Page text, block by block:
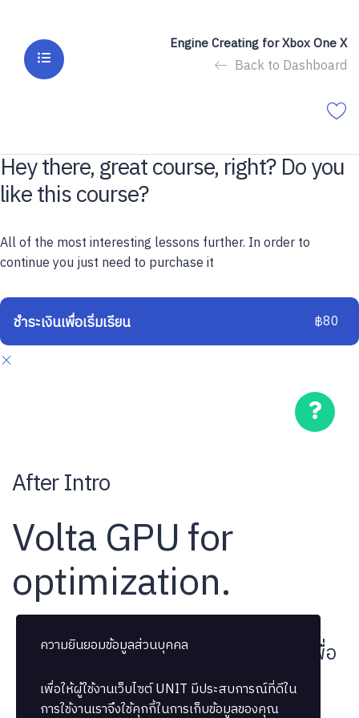
Engine Creating for Xbox One X
Back to Dashboard
Hey there, great course, right? Do you
like this course?
All of the most interesting lessons further. In order to
continue you just need to purchase it
ชำระเงินเพื่อเริ่มเรียน ฿80
After Intro
Volta GPU for
optimization.
บทเรียนถูกล็อค กรุณาซื้อคอร์สเรียนเพื่อ
ดำเนินการต่อ
ความยินยอมข้อมูลส่วนบุคคล
เพื่อให้ผู้ใช้งานเว็บไซต์UNIT มีประสบการณ์ที่ดีใน
การใช้งานเราจึงใช้คุกกี้ในการเก็บข้อมูลของคุณ
ความยินยอมข้อมูลส่วนบุคคล
เพื่อให้ผู้ใช้งานเว็บไซต์UNIT มีประสบการณ์ที่ดีใน
การใช้งานเราจึงใช้คุกกี้ในการเก็บข้อมูลของคุณ